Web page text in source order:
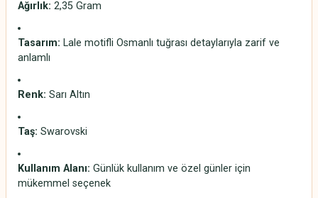
Ağırlık: 2,35 Gram
Tasarım: Lale motifli Osmanlı tuğrası detaylarıyla zarif ve
anlamlı
Renk: Sarı Altın
Taş: Swarovski
Kullanım Alanı: Günlük kullanım ve özel günler için
mükemmel seçenek